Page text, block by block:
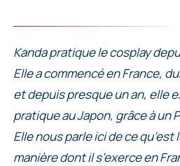
Kanda pratique le cosplay
Elle a commencé en France,
et depuis presque un an, elle
pratique au Japon, grâce à un
Elle nous parle ici de ce qu’est
manière dont il s’exerce en